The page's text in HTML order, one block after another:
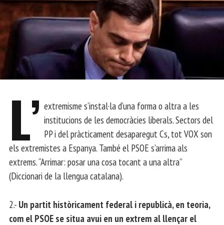
L’ extremisme s’instal·la d’una forma o altra a les
institucions de les democràcies liberals. Sectors del
PP i del pràcticament desaparegut Cs, tot VOX son
els extremistes a Espanya. També el PSOE s’arrima als
extrems. “Arrimar: posar una cosa tocant a una altra”
(Diccionari de la llengua catalana).
2.- Un partit històricament federal i republicà, en teoria,
com el PSOE se situa avui en un extrem al llençar el